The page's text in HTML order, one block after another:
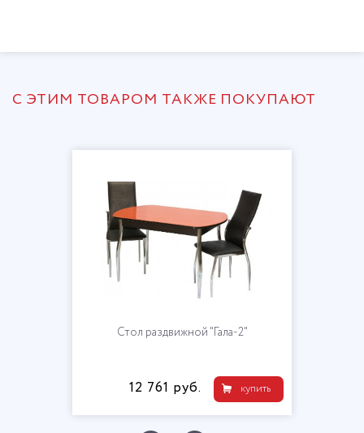
С ЭТИМ ТОВАРОМ ТАКЖЕ ПОКУПАЮТ
Стол раздвижной "Гала-2"
купить
12 761 руб.